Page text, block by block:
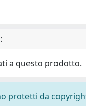
a questo prodotto.
protetti da